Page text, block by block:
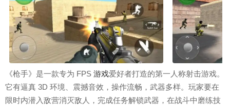
《枪手》是一款专为 FPS 游戏爱好者打造的第一人称射击游戏。
它有逼真 3D 环境、震撼音效，操作流畅，武器多样。玩家要在
限时内潜入敌营消灭敌人，完成任务解锁武器，在战斗中磨练技